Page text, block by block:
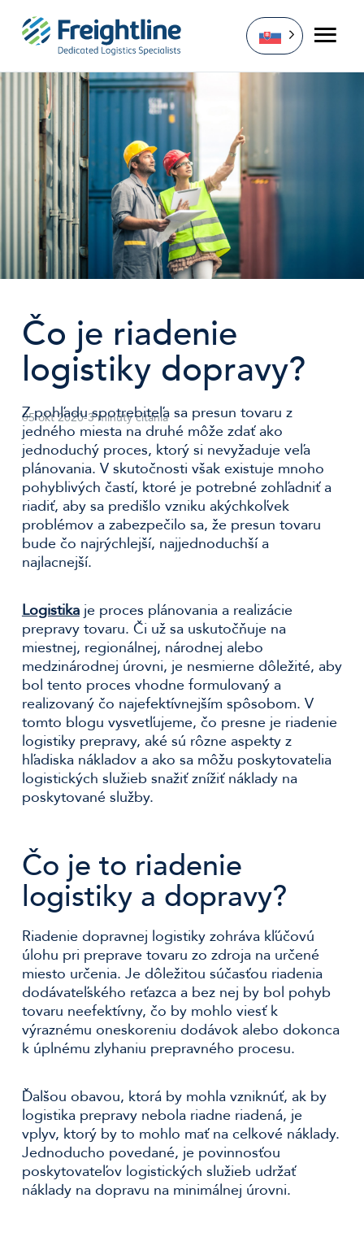
Prejsť
Čo je riadenie
logistiky dopravy?
05 okt 2020-3 minúty čítania
Z pohľadu spotrebiteľa sa presun tovaru z
jedného miesta na druhé môže zdať ako
jednoduchý proces, ktorý si nevyžaduje veľa
plánovania. V skutočnosti však existuje mnoho
pohyblivých častí, ktoré je potrebné zohľadniť a
riadiť, aby sa predišlo vzniku akýchkoľvek
problémov a zabezpečilo sa, že presun tovaru
bude čo najrýchlejší, najjednoduchší a
najlacnejší.
Logistikaje proces plánovania a realizácie
prepravy tovaru. Či už sa uskutočňuje na
miestnej, regionálnej, národnej alebo
medzinárodnej úrovni, je nesmierne dôležité, aby
bol tento proces vhodne formulovaný a
realizovaný čo najefektívnejším spôsobom. V
tomto blogu vysvetľujeme, čo presne je riadenie
logistiky prepravy, aké sú rôzne aspekty z
hľadiska nákladov a ako sa môžu poskytovatelia
logistických služieb snažiť znížiť náklady na
poskytované služby.
Čo je to riadenie
logistiky a dopravy?
Riadenie dopravnej logistiky zohráva kľúčovú
úlohu pri preprave tovaru zo zdroja na určené
miesto určenia. Je dôležitou súčasťou riadenia
dodávateľského reťazca a bez nej by bol pohyb
tovaru neefektívny, čo by mohlo viesť k
výraznému oneskoreniu dodávok alebo dokonca
k úplnému zlyhaniu prepravného procesu.
Ďalšou obavou, ktorá by mohla vzniknúť, ak by
logistika prepravy nebola riadne riadená, je
vplyv, ktorý by to mohlo mať na celkové náklady.
Jednoducho povedané, je povinnosťou
poskytovateľov logistických služieb udržať
náklady na dopravu na minimálnej úrovni.